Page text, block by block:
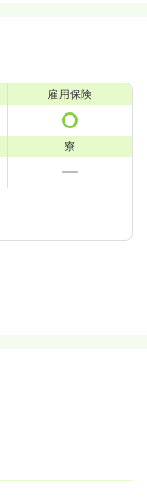
雇用保険
寮